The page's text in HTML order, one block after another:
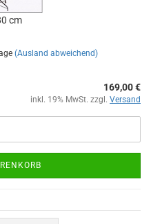
cm
(Ausland abweichend)
169,00 €
inkl. 19% MwSt. zzgl. Versand